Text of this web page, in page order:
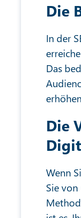
Die
In der
Das
Die
Wenn
Sie